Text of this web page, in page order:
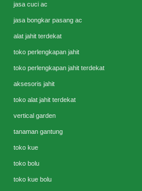
jasa cuci ac
jasa bongkar pasang ac
alat jahit terdekat
toko perlengkapan jahit
toko perlengkapan jahit terdekat
aksesoris jahit
toko alat jahit terdekat
vertical garden
tanaman gantung
toko kue
toko bolu
toko kue bolu